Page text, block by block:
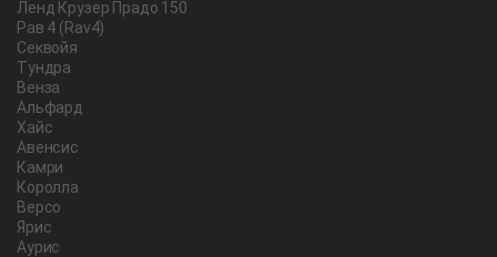
Ленд Крузер Прадо 150
Рав 4 (Rav4)
Секвойя
Тундра
Венза
Альфард
Хайс
Авенсис
Камри
Королла
Версо
Ярис
Аурис